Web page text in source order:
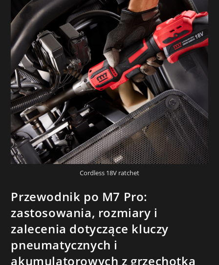
Cordless 18V ratchet
Przewodnik po M7 Pro:
zastosowania, rozmiary i
zalecenia dotyczące kluczy
pneumatycznych i
akumulatorowych z grzechotką